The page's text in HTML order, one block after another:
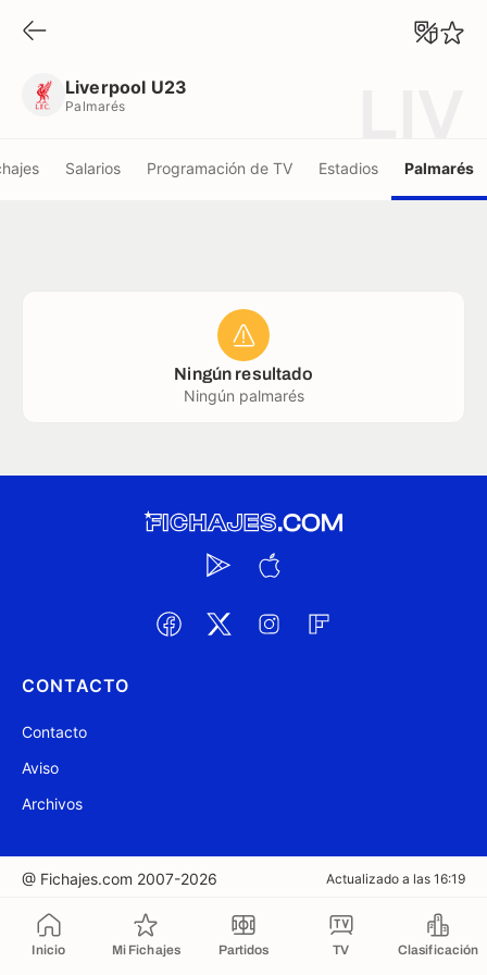
Inicio Mi Fichajes Partidos TV Clasificación
Liverpool U23
Palmarés
Salarios Programación de TV Estadios Palmarés
Ningún resultado
Ningún palmarés
CONTACTO
Contacto
Aviso
Archivos
@ Fichajes.com 2007-2026 Actualizado a las 16:19
Copiado al portapapeles